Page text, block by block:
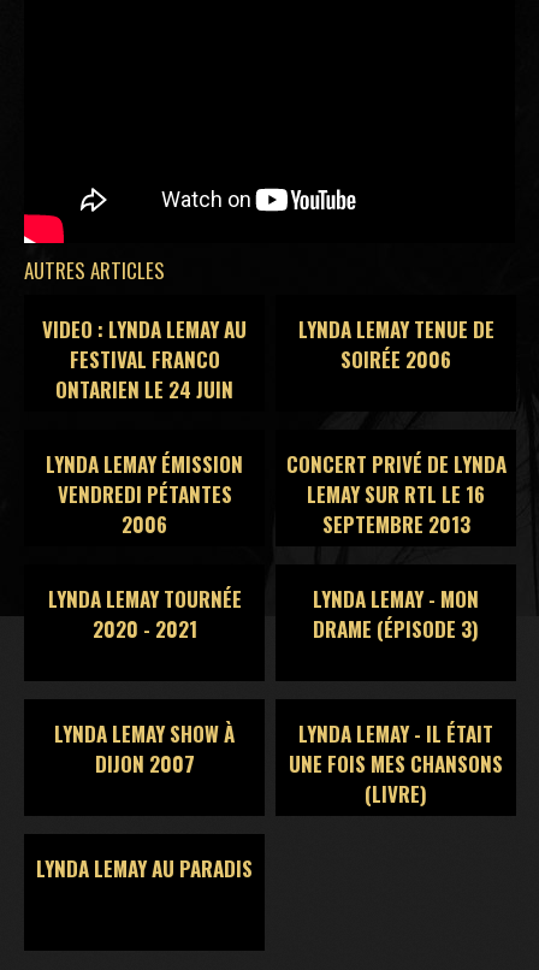
AUTRES ARTICLES
VIDEO : LYNDA LEMAY AU
FESTIVAL FRANCO
ONTARIEN LE 24 JUIN
LYNDA LEMAY TENUE DE
SOIRÉE 2006
LYNDA LEMAY ÉMISSION
VENDREDI PÉTANTES
2006
CONCERT PRIVÉ DE LYNDA
LEMAY SUR RTL LE 16
SEPTEMBRE 2013
LYNDA LEMAY TOURNÉE
2020 - 2021
LYNDA LEMAY - MON
DRAME (ÉPISODE 3)
LYNDA LEMAY SHOW À
DIJON 2007
LYNDA LEMAY - IL ÉTAIT
UNE FOIS MES CHANSONS
(LIVRE)
LYNDA LEMAY AU PARADIS